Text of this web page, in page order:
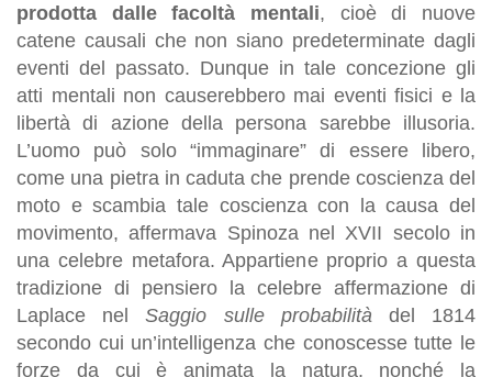
prodotta dalle facoltà mentali, cioè di nuove
catene causali che non siano predeterminate dagli
eventi del passato. Dunque in tale concezione gli
atti mentali non causerebbero mai eventi fisici e la
libertà di azione della persona sarebbe illusoria.
L’uomo può solo “immaginare” di essere libero,
come una pietra in caduta che prende coscienza del
moto e scambia tale coscienza con la causa del
movimento, affermava Spinoza nel XVII secolo in
una celebre metafora. Appartiene proprio a questa
tradizione di pensiero la celebre affermazione di
Laplace nelSaggio sulle probabilità del 1814
secondo cui un’intelligenza che conoscesse tutte le
forze da cui è animata la natura, nonché la